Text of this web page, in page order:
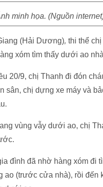
minh họa. (Nguồn
(Hải Dương), thi thể
xóm tìm thấy dưới ao
20/9, chị Thanh đi đón
sân, chị dựng xe máy và
vùng vẫy dưới ao, chị
đình đã nhờ hàng xóm đi
ao (trước cửa nhà), rồi